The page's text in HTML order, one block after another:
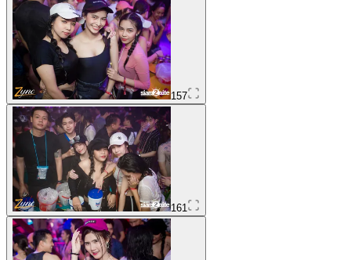
157
161